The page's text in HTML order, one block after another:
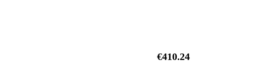
€410.24